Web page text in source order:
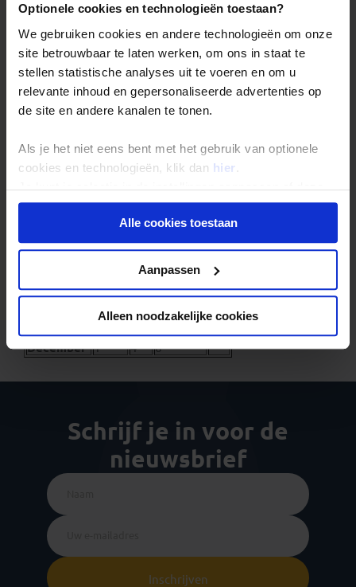
Optionele cookies en technologieën toestaan?
We gebruiken cookies en andere technologieën om onze
site betrouwbaar te laten werken, om ons in staat te
stellen statistische analyses uit te voeren en om u
relevante inhoud en gepersonaliseerde advertenties op
de site en andere kanalen te tonen.
Als je het niet eens bent met het gebruik van optionele
cookies en technologieën, klik dan hier .
Je kunt je selectie in de instellingen aanpassen of deze
onder aan de pagina op elk gewenst moment voor de
toekomst wijzigen.Alle cookies toestaan
Aanpassen
Alleen noodzakelijke cookies
Juli
35 12 4
-
Augustus
34 11 3
-
September 29 10 3
-
Oktober
22
December
10 4 10 -
Maand
T max Zon Neerslag T w
Januari
-1 4 3
9 5
-
Juni
26 12 1
-
12
September 26 10 0
-
17 7 3
-
December 1 4 6 -
Schrijf je in voor de
nieuwsbrief
Inschrijven